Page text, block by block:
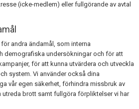
(icke-medlem) eller fullgörande av avtal
andra ändamål, som interna
demografiska undersökningar och för att
för att kunna utvärdera och utveckla
system. Vi använder också dina
vår egen säkerhet, förhindra missbruk av
utreda brott samt fullgöra förpliktelser vi har